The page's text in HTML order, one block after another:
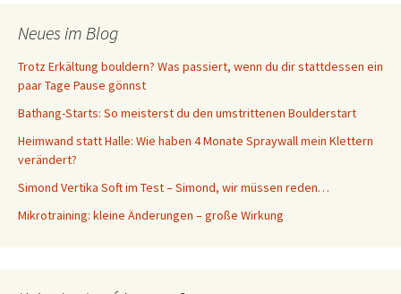
Neues im Blog
Trotz Erkältung bouldern? Was passiert, wenn du dir stattdessen ein
paar Tage Pause gönnst
Bathang-Starts: So meisterst du den umstrittenen Boulderstart
Heimwand statt Halle: Wie haben 4 Monate Spraywall mein Klettern
verändert?
Simond Vertika Soft im Test – Simond, wir müssen reden…
Mikrotraining: kleine Änderungen – große Wirkung